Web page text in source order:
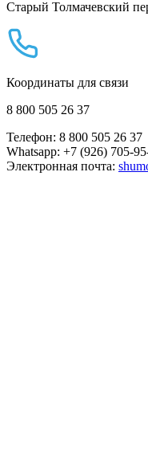
Старый Толмачевский
Координаты для связи
8 800 505 26 37
Телефон: 8 800 505 26 37
Whatsapp: +7 (926) 705-
Электронная почта: